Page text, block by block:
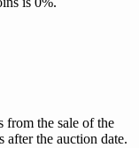
from the sale of the
after the auction date.